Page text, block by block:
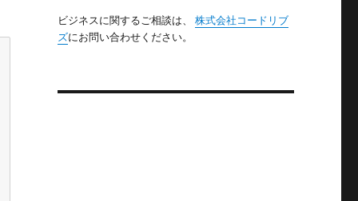
ビジネスに関するご相談は、 株式会社コードリブ
ズにお問い合わせください。